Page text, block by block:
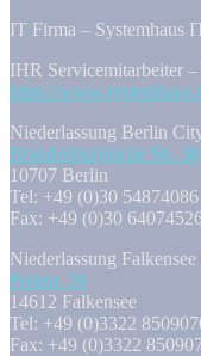
IT Firma – Systemhaus
IHR Servicemitarbeiter
https://
Niederlassung Berlin
Brandenburgische Str. 38
10707 Berlin
Tel: +49 (0)30 54874086
Fax: +49 (0)30
Niederlassung
Poststr. 26
14612 Falkensee
Tel: +49 (0)3322
Fax: +49 (0)3322